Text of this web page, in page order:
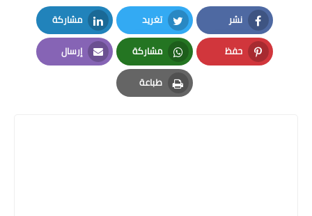
نشر
Facebook
تغريد
Twitter
مشاركة
LinkedIn
حفظ
Pinterest
مشاركة
Whatsapp
إرسال
Email
طباعة
Print